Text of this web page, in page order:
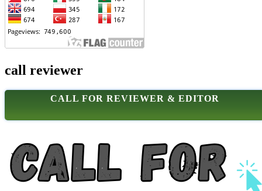
call reviewer
CALL FOR REVIEWER & EDITOR